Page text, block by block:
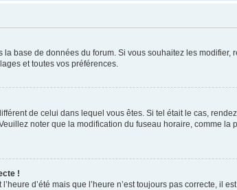
base de données du forum. Si vous souhaitez les
et toutes vos préférences.
de celui dans lequel vous êtes. Si tel était le cas,
noter que la modification du fuseau horaire, comme la
!
d’été mais que l’heure n’est toujours pas correcte,